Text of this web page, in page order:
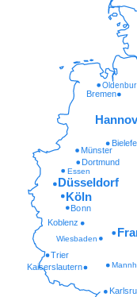
Kaiserslautern
Trier
Wiesbaden
Koblenz
Bonn
Essen
Dortmund
Münster
Köln
Düsseldorf
Bremen